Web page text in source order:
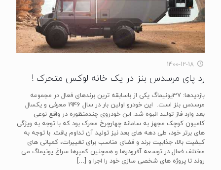
1400-12-18
رد پای مرسدس بنز در یک خانه لوکس متحرک !
بازدیدها: 37یونیماگ یکی از باسابقه ترین برندهای فعال در مجموعه
مرسدس بنز است. این خودرو اولین بار در سال 1946 معرفی و یکسال
بعد وارد فاز تولید انبوه شد. این خودروی چندمنظوره در واقع نوعی
کامیون کوچک مجهز به سامانه چهارچرخ محرک بود که با توجه به ویژگی
های برتر خود، طی دهه های بعد نیز تولید آن تداوم یافت. با توجه به
کیفیت بالا، جذابیت برند و فضای مناسب برای تغییرات، کمپانی های
مختلف فعال در توسعه آفرودرها و همچنین کمپرها سراغ یونیماگ می
روند تا پروژه های شخصی سازی خود را اجرا و […]